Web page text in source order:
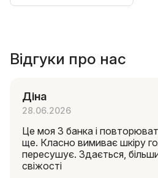
Відгуки про нас
Діна
28.06.2026
Це моя 3 банка і
ще. Класно вимиває шкіру
пересушує. Здається,
свіжості